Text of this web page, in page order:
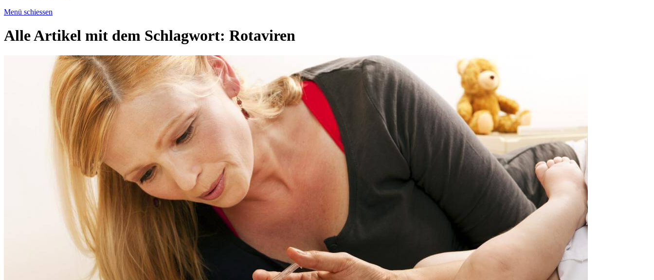
Menü schiessen
Alle Artikel mit dem Schlagwort: Rotaviren